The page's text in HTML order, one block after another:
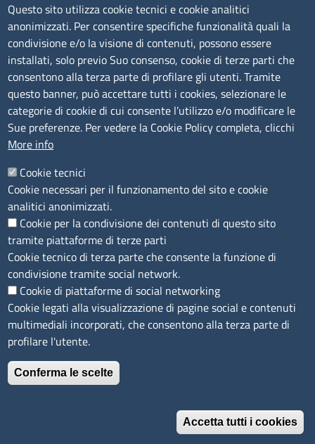
TRASPARENZA
Albo Online
Amministrazione trasparente
Bandi e concorsi
Segnalazioni Whistleblowing
Accessibilità
IBAN e pagamenti informatici
Informative privacy e cookie
Verifiche PA
Attuazione misure PNRR
Modulistica
SEGUICI SU
Questo sito utilizza cookie tecnici e cookie analitici
anonimizzati. Per consentire specifiche funzionalità quali la
condivisione e/o la visione di contenuti, possono essere
installati, solo previo Suo consenso, cookie di terze parti che
consentono alla terza parte di profilare gli utenti. Tramite
questo banner, può accettare tutti i cookies, selezionare le
categorie di cookie di cui consente l’utilizzo e/o modificare le
Sue preferenze. Per vedere la Cookie Policy completa, clicchi
More info
Cookie tecnici
Cookie necessari per il funzionamento del sito e cookie
analitici anonimizzati.
Cookie per la condivisione dei contenuti di questo sito
tramite piattaforme di terze parti
Cookie tecnico di terza parte che consente la funzione di
condivisione tramite social network.
Cookie di piattaforme di social networking
Cookie legati alla visualizzazione di pagine social e contenuti
multimediali incorporati, che consentono alla terza parte di
profilare l'utente.
Conferma le scelte
Accetta tutti i cookies